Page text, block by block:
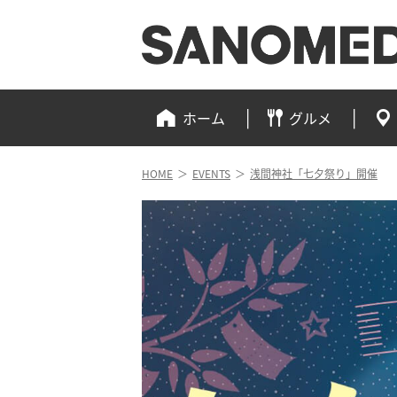
ホーム
グルメ
HOME ＞ EVENTS ＞ 浅間神社「七夕祭り」開催